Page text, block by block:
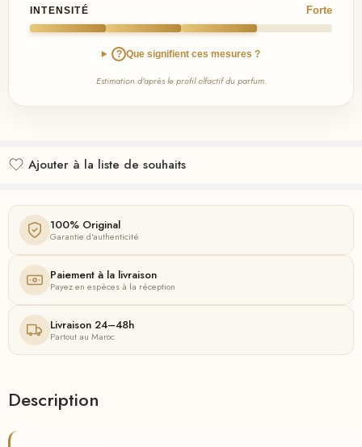
INTENSITÉ Forte
? Que signifient ces mesures ?
Estimation d'après le profil olfactif du parfum.
Ajouter à la liste de souhaits
100% Original
Garantie d'authenticité
Paiement à la livraison
Payez en espèces à la réception
Livraison 24–48h
Partout au Maroc
Description